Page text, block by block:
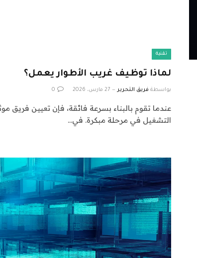
تقنية
لماذا توظيف غريب الأطوار يعمل؟
بواسطة فريق التحرير 27 مارس، 2026 0
عندما تقوم بالبناء بسرعة فائقة، فإن تعيين فريق
التشغيل في مرحلة مبكرة. في…